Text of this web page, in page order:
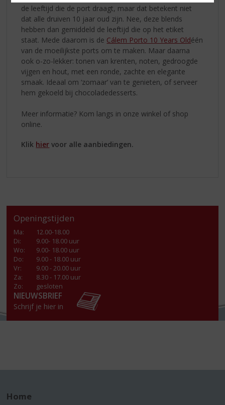
de leeftijd die de port draagt, maar dat betekent niet
dat alle druiven 10 jaar oud zijn. Nee, deze blends
hebben dan gemiddeld de leeftijd die op het etiket
staat. Mede daarom is de Cálem Porto 10 Years Oldéén
van de moeilijkste ports om te maken. Maar daarna
ook o-zo-lekker: tonen van krenten, noten, gedroogde
vijgen en hout, met een ronde, zachte en elegante
smaak. Ideaal om ‘zomaar’ van te genieten, of serveer
hem gekoeld bij chocoladedesserts.
Meer informatie? Kom langs in onze winkel of shop
online.
Klik hier voor alle aanbiedingen.
Openingstijden
Ma:
12.00-18.00
Di:
9.00- 18.00 uur
Wo:
9.00- 18.00 uur
Do:
9.00 - 18.00 uur
Vr:
9.00 - 20.00 uur
Za:
8.30 - 17.00 uur
Zo:
gesloten
NIEUWSBRIEF
Schrijf je hier in
Home